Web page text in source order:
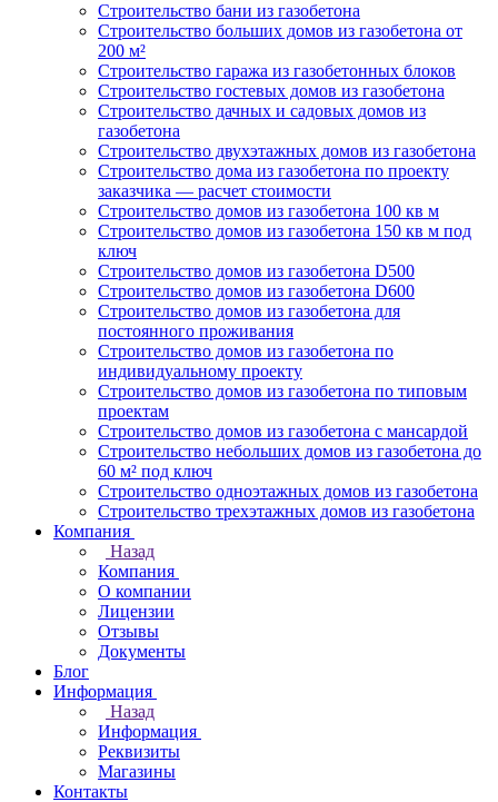
Строительство бани из газобетона
Строительство больших домов из газобетона от
200 м²
Строительство гаража из газобетонных блоков
Строительство гостевых домов из газобетона
Строительство дачных и садовых домов из
газобетона
Строительство двухэтажных домов из газобетона
Строительство дома из газобетона по проекту
заказчика — расчет стоимости
Строительство домов из газобетона 100 кв м
Строительство домов из газобетона 150 кв м под
ключ
Строительство домов из газобетона D500
Строительство домов из газобетона D600
Строительство домов из газобетона для
постоянного проживания
Строительство домов из газобетона по
индивидуальному проекту
Строительство домов из газобетона по типовым
проектам
Строительство домов из газобетона с мансардой
Строительство небольших домов из газобетона до
60 м² под ключ
Строительство одноэтажных домов из газобетона
Строительство трехэтажных домов из газобетона
Компания
Назад
Компания
О компании
Лицензии
Отзывы
Документы
Блог
Информация
Назад
Информация
Реквизиты
Магазины
Контакты